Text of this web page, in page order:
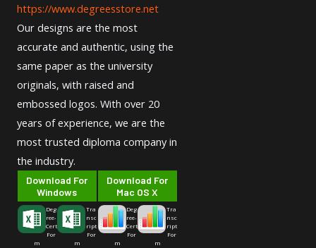
https://www.degreesstore.net
Our designs are the most
accurate and authentic, using the
same paper as the university
originals, with raised and
embossed logos. With over 20
years of experience, we are the
most trusted diploma company in
the industry.
Download For
Windows
Deg
ree-
Cert
For
m
Tra
nsc
ript
For
m
Download For
Mac OS X
Deg
ree-
Cert
For
m
Tra
nsc
ript
For
m